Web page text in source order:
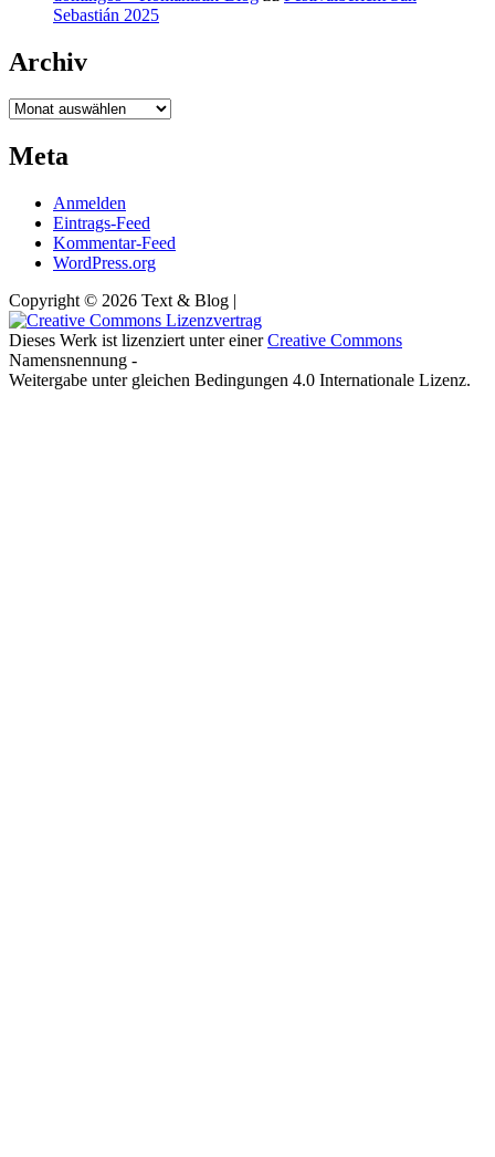
Sebastián 2025
Archiv
Archiv
Meta
Anmelden
Eintrags-Feed
Kommentar-Feed
WordPress.org
Copyright © 2026 Text & Blog |
Dieses Werk ist lizenziert unter einerCreative Commons
Namensnennung -
Weitergabe unter gleichen Bedingungen 4.0 Internationale Lizenz.